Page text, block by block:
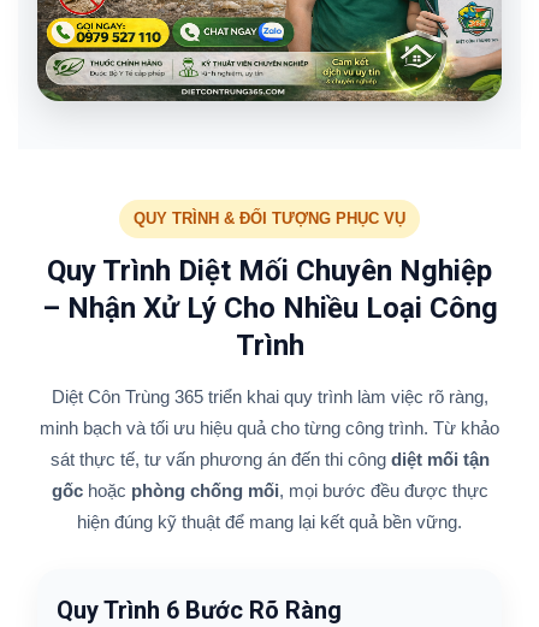
QUY TRÌNH & ĐỐI TƯỢNG PHỤC VỤ
Quy Trình Diệt Mối Chuyên Nghiệp
– Nhận Xử Lý Cho Nhiều Loại Công
Trình
Diệt Côn Trùng 365 triển khai quy trình làm việc rõ ràng,
minh bạch và tối ưu hiệu quả cho từng công trình. Từ khảo
sát thực tế, tư vấn phương án đến thi công diệt mối tận
gốchoặc phòng chống mối, mọi bước đều được thực
hiện đúng kỹ thuật để mang lại kết quả bền vững.
Quy Trình 6 Bước Rõ Ràng